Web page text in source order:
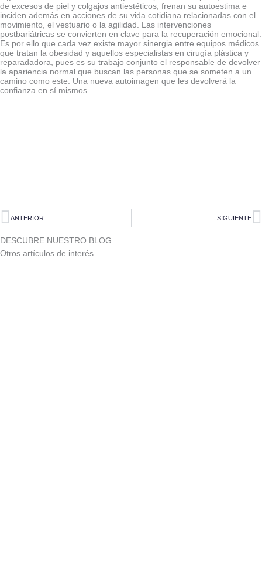
de excesos de piel y colgajos antiestéticos, frenan su autoestima e
inciden además en acciones de su vida cotidiana relacionadas con el
movimiento, el vestuario o la agilidad. Las intervenciones
postbariátricas se convierten en clave para la recuperación emocional.
Es por ello que cada vez existe mayor sinergia entre equipos médicos
que tratan la obesidad y aquellos especialistas en cirugía plástica y
reparadadora, pues es su trabajo conjunto el responsable de devolver
la apariencia normal que buscan las personas que se someten a un
camino como este. Una nueva autoimagen que les devolverá la
confianza en sí mismos.
Ant
ANTERIOR SIGUIENTE
DESCUBRE NUESTRO BLOG
Otros artículos de interés